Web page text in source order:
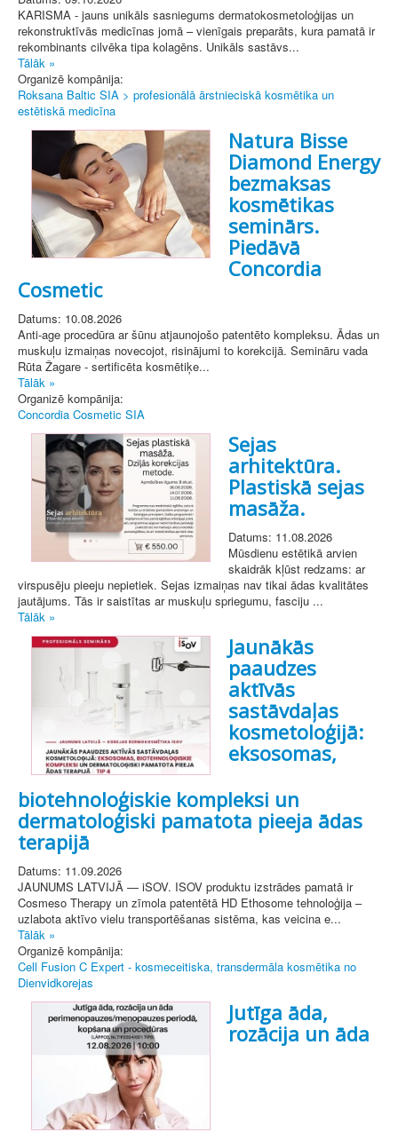
KARISMA - jauns unikāls sasniegums dermatokosmetoloģijas un
rekonstruktīvās medicīnas jomā – vienīgais preparāts, kura pamatā ir
rekombinants cilvēka tipa kolagēns. Unikāls sastāvs...
Tālāk »
Organizē kompānija:
Roksana Baltic SIA > profesionālā ārstnieciskā kosmētika un
estētiskā medicīna
Natura Bisse
Diamond Energy
bezmaksas
kosmētikas
seminārs.
Piedāvā
Concordia
Cosmetic
Datums: 10.08.2026
Anti-age procedūra ar šūnu atjaunojošo patentēto kompleksu. Ādas un
muskuļu izmaiņas novecojot, risinājumi to korekcijā. Semināru vada
Rūta Žagare - sertificēta kosmētiķe...
Tālāk »
Organizē kompānija:
Concordia Cosmetic SIA
Sejas
arhitektūra.
Plastiskā sejas
masāža.
Datums: 11.08.2026
Mūsdienu estētikā arvien
skaidrāk kļūst redzams: ar
virspusēju pieeju nepietiek. Sejas izmaiņas nav tikai ādas kvalitātes
jautājums. Tās ir saistītas ar muskuļu spriegumu, fasciju ...
Tālāk »
Jaunākās
paaudzes
aktīvās
sastāvdaļas
kosmetoloģijā:
eksosomas,
biotehnoloģiskie kompleksi un
dermatoloģiski pamatota pieeja ādas
terapijā
Datums: 11.09.2026
JAUNUMS LATVIJĀ — iSOV. ISOV produktu izstrādes pamatā ir
Cosmeso Therapy un zīmola patentētā HD Ethosome tehnoloģija –
uzlabota aktīvo vielu transportēšanas sistēma, kas veicina e...
Tālāk »
Organizē kompānija:
Cell Fusion C Expert - kosmeceitiska, transdermāla kosmētika no
Dienvidkorejas
Jutīga āda,
rozācija un āda